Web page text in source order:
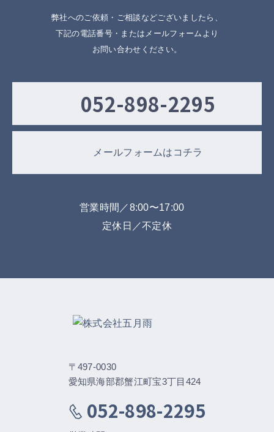
弊社へのご依頼・ご相談などございましたら、
下記の電話番号・またはメールフォームより
お問い合わせください。
052-898-2295
メールフォームはコチラ
営業時間／8:00〜17:00
定休日／不定休
〒497-0030
愛知県海部郡蟹江町宝3丁目424
052-898-2295